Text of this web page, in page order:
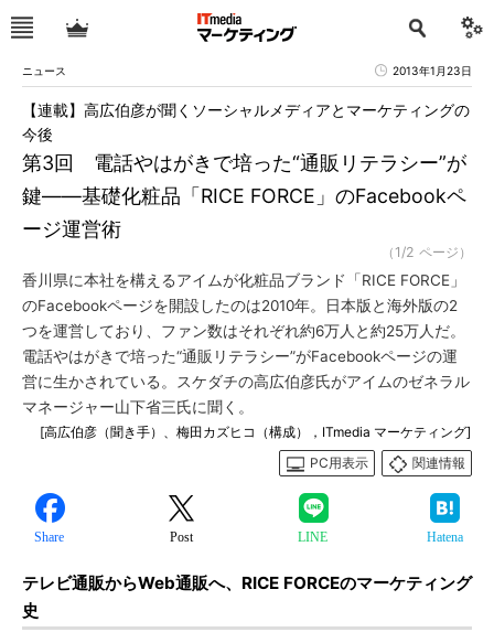
ニュース 2013年1月23日
第3回 電話やはがきで培った“通販リテラシー”が
鍵――基礎化粧品「RICE FORCE」のFacebookペ
ージ運営術
【連載】高広伯彦が聞くソーシャルメディアとマーケティングの
今後
（1/2 ページ）
香川県に本社を構えるアイムが化粧品ブランド「RICE FORCE」
のFacebookページを開設したのは2010年。日本版と海外版の2
つを運営しており、ファン数はそれぞれ約6万人と約25万人だ。
電話やはがきで培った“通販リテラシー”がFacebookページの運
営に生かされている。スケダチの高広伯彦氏がアイムのゼネラル
マネージャー山下省三氏に聞く。
[高広伯彦（聞き手）、梅田カズヒコ（構成），ITmedia マーケティング]
PC用表示
関連情報
Share Post LINE Hatena
テレビ通販からWeb通販へ、RICE FORCEのマーケティング
史